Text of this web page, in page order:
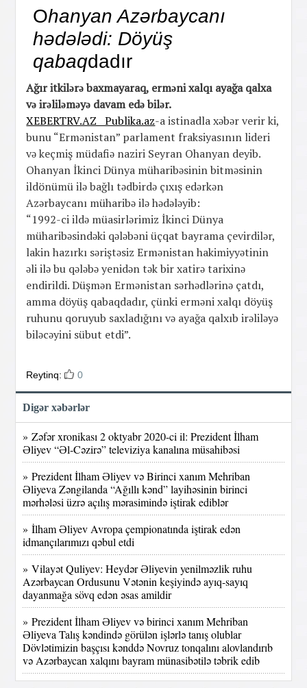
Ohanyan Azərbaycanı
hədələdi: Döyüş
qabaqdadır
Ağır itkilərə baxmayaraq, erməni xalqı ayağa qalxa
və irəliləməyə davam edə bilər.
XEBERTRV.AZ Publika.az-a istinadla xəbər verir ki,
bunu “Ermənistan” parlament fraksiyasının lideri
və keçmiş müdafiə naziri Seyran Ohanyan deyib.
Ohanyan İkinci Dünya müharibəsinin bitməsinin
ildönümü ilə bağlı tədbirdə çıxış edərkən
Azərbaycanı müharibə ilə hədələyib:
“1992-ci ildə müasirlərimiz İkinci Dünya
müharibəsindəki qələbəni üçqat bayrama çevirdilər,
lakin hazırkı səriştəsiz Ermənistan hakimiyyətinin
əli ilə bu qələbə yenidən tək bir xatirə tarixinə
endirildi. Düşmən Ermənistan sərhədlərinə çatdı,
amma döyüş qabaqdadır, çünki erməni xalqı döyüş
ruhunu qoruyub saxladığını və ayağa qalxıb irəliləyə
biləcəyini sübut etdi”.
Reytinq: 0
Digər xəbərlər
» Zəfər xronikası 2 oktyabr 2020-ci il: Prezident İlham
Əliyev “Əl-Cəzirə” televiziya kanalına müsahibəsi
» Prezident İlham Əliyev və Birinci xanım Mehriban
Əliyeva Zəngilanda “Ağıllı kənd” layihəsinin birinci
mərhələsi üzrə açılış mərasimində iştirak ediblər
» İlham Əliyev Avropa çempionatında iştirak edən
idmançılarımızı qəbul etdi
» Vilayət Quliyev: Heydər Əliyevin yenilməzlik ruhu
Azərbaycan Ordusunu Vətənin keşiyində ayıq-sayıq
dayanmağa sövq edən əsas amildir
» Prezident İlham Əliyev və birinci xanım Mehriban
Əliyeva Talış kəndində görülən işlərlə tanış olublar
Dövlətimizin başçısı kənddə Novruz tonqalını alovlandırıb
və Azərbaycan xalqını bayram münasibətilə təbrik edib